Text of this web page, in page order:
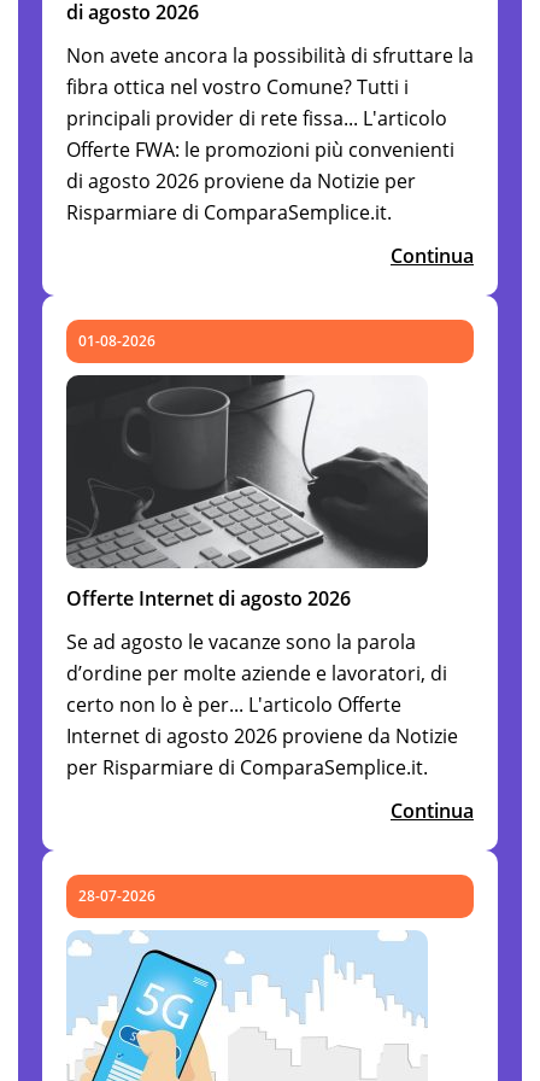
di agosto 2026
Non avete ancora la possibilità di sfruttare la
fibra ottica nel vostro Comune? Tutti i
principali provider di rete fissa... L'articolo
Offerte FWA: le promozioni più convenienti
di agosto 2026 proviene da Notizie per
Risparmiare di ComparaSemplice.it.
Continua
01-08-2026
Offerte Internet di agosto 2026
Se ad agosto le vacanze sono la parola
d’ordine per molte aziende e lavoratori, di
certo non lo è per... L'articolo Offerte
Internet di agosto 2026 proviene da Notizie
per Risparmiare di ComparaSemplice.it.
Continua
28-07-2026